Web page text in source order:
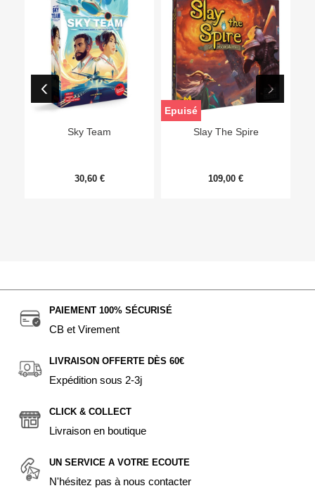
Sky Team
30,60 €
Slay The Spire
109,00 €
Epuisé
PAIEMENT 100% SÉCURISÉ
CB et Virement
LIVRAISON OFFERTE DÈS 60€
Expédition sous 2-3j
CLICK & COLLECT
Livraison en boutique
UN SERVICE A VOTRE ECOUTE
N'hésitez pas à nous contacter